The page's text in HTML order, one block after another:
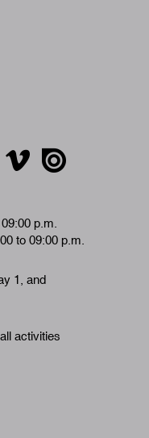
p.m.
to 09:00 p.m.
1, and
activities